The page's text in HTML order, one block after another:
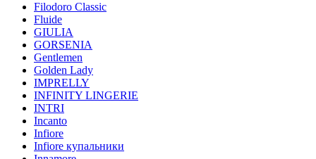
Filodoro Classic
Fluide
GIULIA
GORSENIA
Gentlemen
Golden Lady
IMPRELLY
INFINITY LINGERIE
INTRI
Incanto
Infiore
Infiore купальники